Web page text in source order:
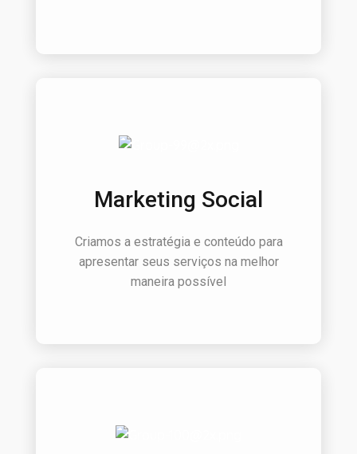
Marketing Social
Criamos a estratégia e conteúdo para
apresentar seus serviços na melhor
maneira possível